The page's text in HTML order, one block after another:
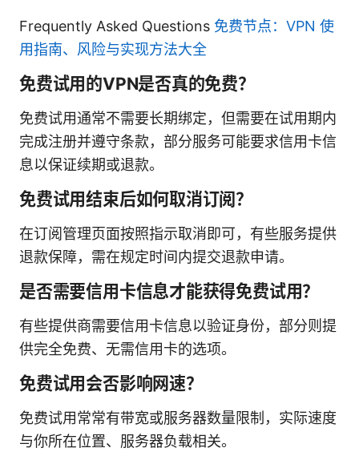
Frequently Asked Questions 免费节点：VPN 使
用指南、风险与实现方法大全
免费试用的VPN是否真的免费？
免费试用通常不需要长期绑定，但需要在试用期内
完成注册并遵守条款，部分服务可能要求信用卡信
息以保证续期或退款。
免费试用结束后如何取消订阅？
在订阅管理页面按照指示取消即可，有些服务提供
退款保障，需在规定时间内提交退款申请。
是否需要信用卡信息才能获得免费试用？
有些提供商需要信用卡信息以验证身份，部分则提
供完全免费、无需信用卡的选项。
免费试用会否影响网速？
免费试用常常有带宽或服务器数量限制，实际速度
与你所在位置、服务器负载相关。